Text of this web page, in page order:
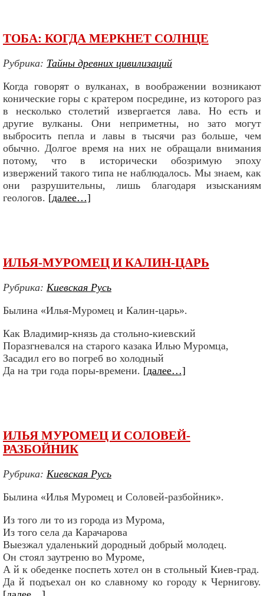
ТОБА: КОГДА МЕРКНЕТ СОЛНЦЕ
Рубрика: Тайны древних цивилизаций
Когда говорят о вулканах, в воображении возникают
конические горы с кратером посредине, из которого раз
в несколько столетий извергается лава. Но есть и
другие вулканы. Они неприметны, но зато могут
выбросить пепла и лавы в тысячи раз больше, чем
обычно. Долгое время на них не обращали внимания
потому, что в исторически обозримую эпоху
извержений такого типа не наблюдалось. Мы знаем, как
они разрушительны, лишь благодаря изысканиям
геологов. [далее…]
ИЛЬЯ-МУРОМЕЦ И КАЛИН-ЦАРЬ
Рубрика: Киевская Русь
Былина «Илья-Муромец и Калин-царь».
Как Владимир-князь да стольно-киевский
Поразгневался на старого казака Илью Муромца,
Засадил его во погреб во холодный
Да на три года поры-времени. [далее…]
ИЛЬЯ МУРОМЕЦ И СОЛОВЕЙ-
РАЗБОЙНИК
Рубрика: Киевская Русь
Былина «Илья Муромец и Соловей-разбойник».
Из того ли то из города из Мурома,
Из того села да Карачарова
Выезжал удаленький дородный добрый молодец.
Он стоял заутреню во Муроме,
А й к обеденке поспеть хотел он в стольный Киев-град.
Да й подъехал он ко славному ко городу к Чернигову.